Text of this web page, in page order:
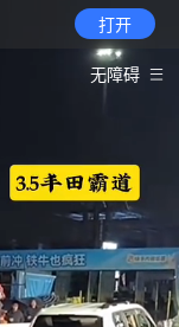
打开
无障碍